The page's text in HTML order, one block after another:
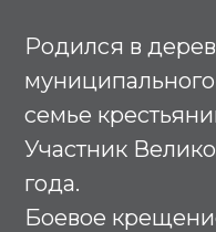
Родился в
семье
Участник
года.
Боевое